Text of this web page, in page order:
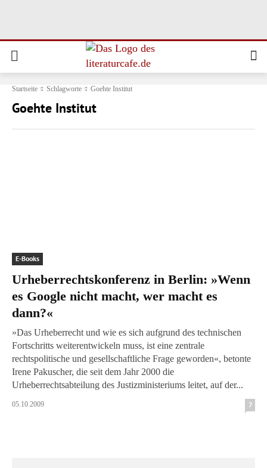
Startseite Schlagworte Goehte Institut
Goehte Institut
E-Books
Urheberrechtskonferenz in Berlin: »Wenn
es Google nicht macht, wer macht es
dann?«
»Das Urheberrecht und wie es sich aufgrund des technischen
Fortschritts weiterentwickeln muss, ist eine zentrale
rechtspolitische und gesellschaftliche Frage geworden«, betonte
Irene Pakuscher, die seit dem Jahr 2000 die
Urheberrechtsabteilung des Justizministeriums leitet, auf der...
05.10.2009 7